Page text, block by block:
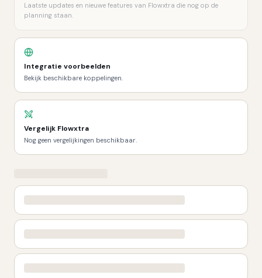
Laatste updates en nieuwe features van Flowxtra die nog op de
planning staan.
Integratie voorbeelden
Bekijk beschikbare koppelingen.
Vergelijk Flowxtra
Nog geen vergelijkingen beschikbaar.